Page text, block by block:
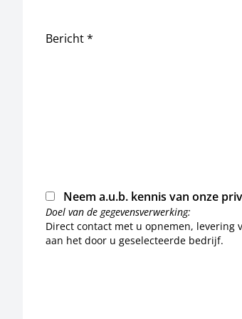
Bericht *
Neem a.u.b. kennis van onze
Doel van de gegevensverwerking:
Direct contact met u opnemen,
aan het door u geselecteerde bedrijf.